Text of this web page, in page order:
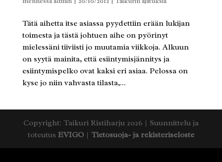
Tätä aihetta itse asiassa pyydettiin erään lukijan
toimesta ja tästä johtuen aihe on pyörinyt
mielessäni tiiviisti jo muutamia viikkoja. Alkuun
on syytä mainita, että esiintymisjännitys ja
esiintymispelko ovat kaksi eri asiaa. Pelossa on
kyse jo niin vahvasta tilasta,...
Copyright: Taikuri Ristiharju 2026 | Suunnittelu ja
toteutus EVIGO| Tietosuoja- ja rekisteriseloste